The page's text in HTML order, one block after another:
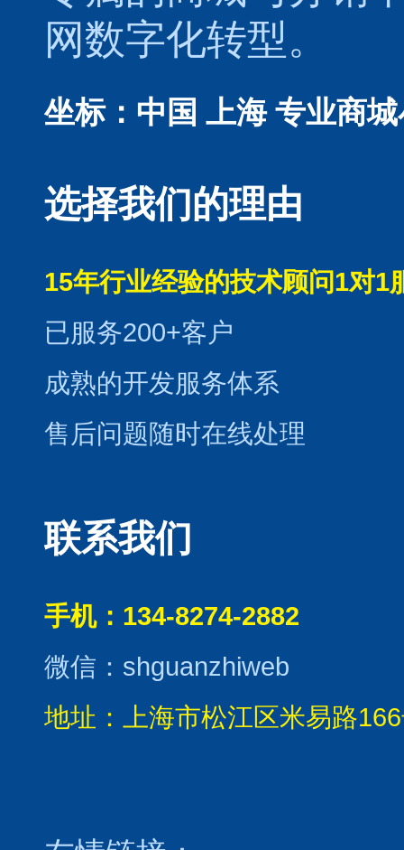
网数字化转型。
坐标：中国 上海 专业商
选择我们的理由
15年行业经验的技术顾问1对1
已服务200+客户
成熟的开发服务体系
售后问题随时在线处理
联系我们
手机：134-8274-2882
微信：shguanzhiweb
地址：上海市松江区米易路